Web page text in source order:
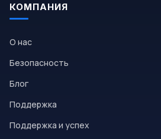
КОМПАНИЯ
О нас
Безопасность
Блог
Поддержка
Поддержка и успех